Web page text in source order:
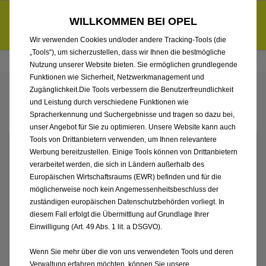
6.000 € staatliche Förderungsprämie für E-Autos und Plug-in-
Hybride. Mehr erfahren >>
ENTDECKEN SIE JETZT UNSERE
AUSWAHL UND STEIGEN SIE GLEICH
EIN
WILLKOMMEN BEI OPEL
Wir verwenden Cookies und/oder andere Tracking-Tools (die
„Tools“), um sicherzustellen, dass wir Ihnen die bestmögliche
Nutzung unserer Website bieten. Sie ermöglichen grundlegende
Funktionen wie Sicherheit, Netzwerkmanagement und
Zugänglichkeit.Die Tools verbessern die Benutzerfreundlichkeit
und Leistung durch verschiedene Funktionen wie
Spracherkennung und Suchergebnisse und tragen so dazu bei,
unser Angebot für Sie zu optimieren. Unsere Website kann auch
Tools von Drittanbietern verwenden, um Ihnen relevantere
Werbung bereitzustellen. Einige Tools können von Drittanbietern
verarbeitet werden, die sich in Ländern außerhalb des
Europäischen Wirtschaftsraums (EWR) befinden und für die
möglicherweise noch kein Angemessenheitsbeschluss der
zuständigen europäischen Datenschutzbehörden vorliegt. In
diesem Fall erfolgt die Übermittlung auf Grundlage Ihrer
Einwilligung (Art. 49 Abs. 1 lit. a DSGVO).
Wenn Sie mehr über die von uns verwendeten Tools und deren
Verwaltung erfahren möchten, können Sie unsere